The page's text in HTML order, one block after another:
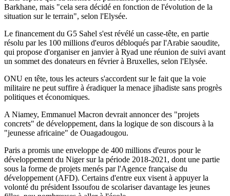
Barkhane, mais "cela sera décidé en fonction de l'évolution de la
situation sur le terrain", selon l'Elysée.
Le financement du G5 Sahel s'est révélé un casse-tête, en partie
résolu par les 100 millions d'euros débloqués par l'Arabie saoudite,
qui propose d'organiser en janvier à Ryad une réunion de suivi avant
un sommet des donateurs en février à Bruxelles, selon l'Elysée.
ONU en tête, tous les acteurs s'accordent sur le fait que la voie
militaire ne peut suffire à éradiquer la menace jihadiste sans progrès
politiques et économiques.
A Niamey, Emmanuel Macron devrait annoncer des "projets
concrets" de développement, dans la logique de son discours à la
"jeunesse africaine" de Ouagadougou.
Paris a promis une enveloppe de 400 millions d'euros pour le
développement du Niger sur la période 2018-2021, dont une partie
sous la forme de projets menés par l'Agence française du
développement (AFD). Certains d'entre eux visent à appuyer la
volonté du président Issoufou de scolariser davantage les jeunes